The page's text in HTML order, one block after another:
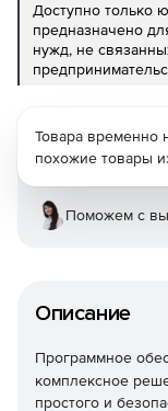
Доступно только
предназначено
нужд, не
Описание
Программное
комплексное
простого и
Товара временно
похожие товары
Поможем с